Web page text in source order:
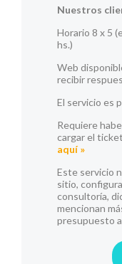
Nuestros
Horario 8 x 5
hs.)
Web
recibir
El servicio es
Requiere
cargar el
aquí »
Este servicio
sitio,
consultoría,
mencionan
presupuesto